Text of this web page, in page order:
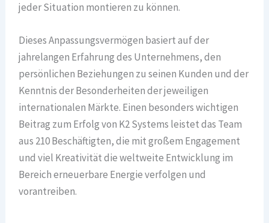
jeder Situation montieren zu können.
Dieses Anpassungsvermögen basiert auf der
jahrelangen Erfahrung des Unternehmens, den
persönlichen Beziehungen zu seinen Kunden und der
Kenntnis der Besonderheiten der jeweiligen
internationalen Märkte. Einen besonders wichtigen
Beitrag zum Erfolg von K2 Systems leistet das Team
aus 210 Beschäftigten, die mit großem Engagement
und viel Kreativität die weltweite Entwicklung im
Bereich erneuerbare Energie verfolgen und
vorantreiben.